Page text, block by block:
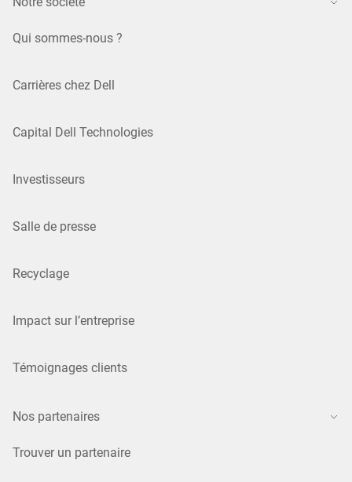
Qui sommes-nous ?
Carrières chez Dell
Capital Dell Technologies
Investisseurs
Salle de presse
Recyclage
Impact sur l’entreprise
Témoignages clients
Nos partenaires
Trouver un partenaire